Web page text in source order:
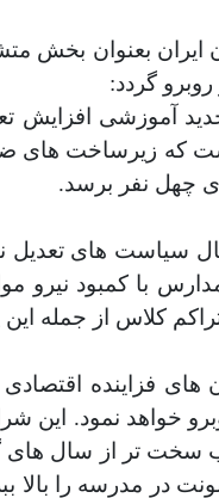
بعنوان بخش
گردد:
آموزشی افزایش
که زیرساخت های
چهل نفر برسد.
سیاست های تعدیل
با کمبود نیرو
کلاس از جمله
های فزاینده
خواهد نمود. این
سخت تر از سال
مدرسه را بالا